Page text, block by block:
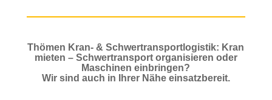
Thömen Kran- & Schwertransportlogistik: Kran
mieten – Schwertransport organisieren oder
Maschinen einbringen?
Wir sind auch in Ihrer Nähe einsatzbereit.